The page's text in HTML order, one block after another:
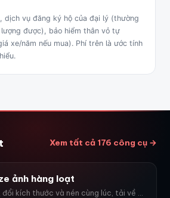
dịch vụ đăng ký hộ của đại lý (thường
được), bảo hiểm thân vỏ tự
xe/năm nếu mua). Phí trên là ước tính
Xem tất cả 176 công cụ →
ảnh hàng loạt
Tải nhiều ảnh, đổi kích thước và nén cùng lúc, tải về ZIP.